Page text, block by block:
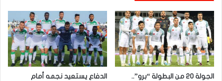
الجولة 20 من البطولة “برو”..
الدفاع يستعيد نجمه أمام